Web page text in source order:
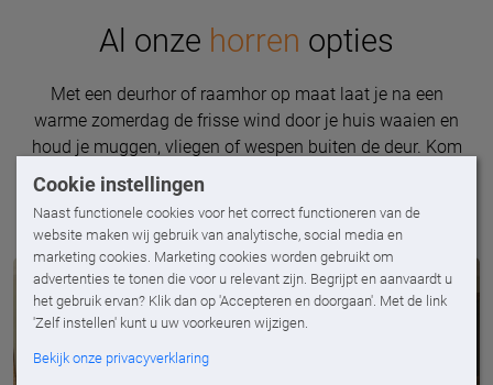
Cookie instellingen
Naast functionele cookies voor het correct functioneren van de
website maken wij gebruik van analytische, social media en
marketing cookies. Marketing cookies worden gebruikt om
advertenties te tonen die voor u relevant zijn. Begrijpt en aanvaardt u
het gebruik ervan? Klik dan op 'Accepteren en doorgaan'. Met de link
'Zelf instellen' kunt u uw voorkeuren wijzigen.
Bekijk onze privacyverklaring
Al onze horren opties
Met een deurhor of raamhor op maat laat je na een
warme zomerdag de frisse wind door je huis waaien en
houd je muggen, vliegen of wespen buiten de deur. Kom
langs voor advies op maat en ben verzekerd van horren
die past bij jouw huis en stijl.